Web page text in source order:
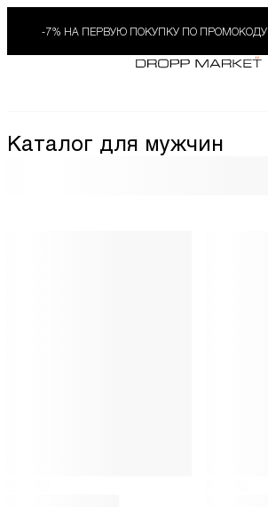
-7% НА ПЕРВУЮ ПОКУПКУ ПО ПРОМОКОДУ
Каталог для мужчин